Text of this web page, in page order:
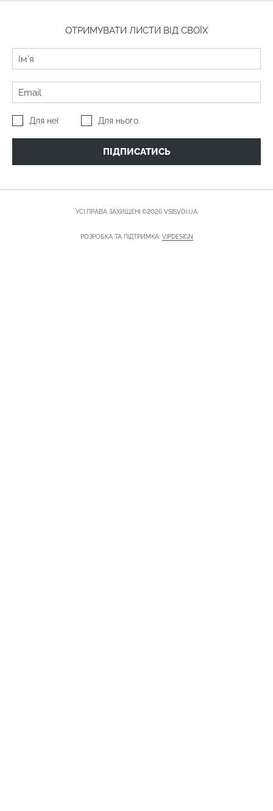
ОТРИМУВАТИ ЛИСТИ ВІД СВОЇХ
Для неї Для нього
ПІДПИСАТИСЬ
УСІ ПРАВА ЗАХИЩЕНІ ©2026 VSISVOI.UA
РОЗРОБКА ТА ПІДТРИМКА: VIPDESIGN